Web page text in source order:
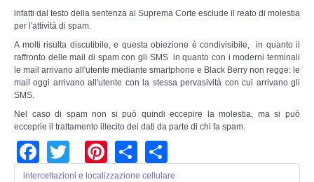
Auditing Aziendale
Programma Azienda Sicura
INFO
infatti dal testo della sentenza al Suprema Corte esclude il reato di molestia
per l'attività di spam.
A molti risulta discutibile, e questa obiezione è condivisibile, in quanto il
raffronto delle mail di spam con gli SMS in quanto con i moderni terminali
le mail arrivano all'utente mediante smartphone e Black Berry non regge: le
mail oggi arrivano all'utente con la stessa pervasività con cui arrivano gli
SMS.
Nel caso di spam non si può quindi eccepire la molestia, ma si può
ecceprie il trattamento illecito dei dati da parte di chi fa spam.
Facebook
TwitterPinterest
Share
intercettazioni e localizzazione cellulare